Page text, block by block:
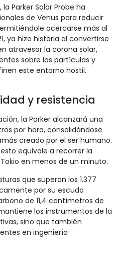
Parker Solar Probe ha
de Venus para reducir
acercarse más al
ya hizo historia al convertirse
atravesar la corona solar,
sobre las partículas y
este entorno hostil.
y resistencia
la Parker alcanzará una
por hora, consolidándose
creado por el ser humano.
equivale a recorrer la
en menos de un minuto.
que superan los 1.377
por su escudo
de 11,4 centímetros de
los instrumentos de la
sino que también
en ingeniería